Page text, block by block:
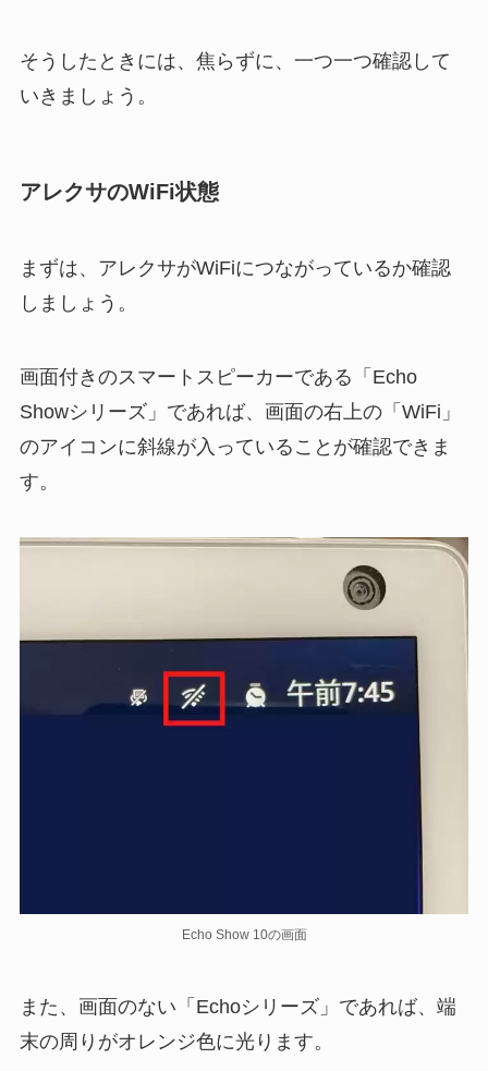
そうしたときには、焦らずに、一つ一つ確認して
いきましょう。
アレクサのWiFi状態
まずは、アレクサがWiFiにつながっているか確認
しましょう。
画面付きのスマートスピーカーである「Echo
Showシリーズ」であれば、画面の右上の「WiFi」
のアイコンに斜線が入っていることが確認できま
す。
Echo Show 10の画面
また、画面のない「Echoシリーズ」であれば、端
末の周りがオレンジ色に光ります。